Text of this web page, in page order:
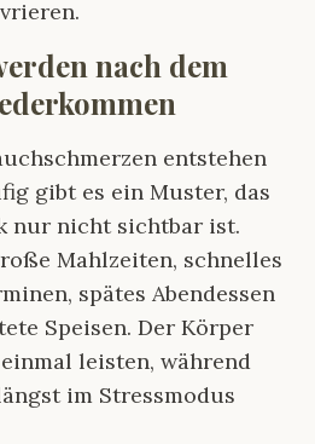
nach dem
entstehen
gibt es ein Muster, das
nur nicht sichtbar ist.
Mahlzeiten, schnelles
spätes Abendessen
Speisen. Der Körper
leisten, während
im Stressmodus